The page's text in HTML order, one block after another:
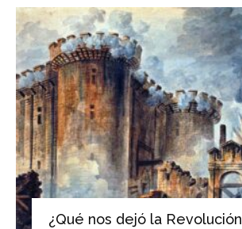
¿Qué nos dejó la Revolución